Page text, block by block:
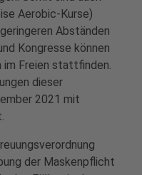
Aerobic-Kurse)
Abständen
Kongresse können
im Freien stattfinden.
dieser
2021 mit
der Maskenpflicht